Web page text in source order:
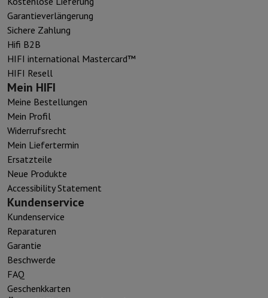
Garantieverlängerung
Sichere Zahlung
Hifi B2B
HIFI international Mastercard™
HIFI Resell
Mein HIFI
Meine Bestellungen
Mein Profil
Widerrufsrecht
Mein Liefertermin
Ersatzteile
Neue Produkte
Accessibility Statement
Kundenservice
Kundenservice
Reparaturen
Garantie
Beschwerde
FAQ
Geschenkkarten